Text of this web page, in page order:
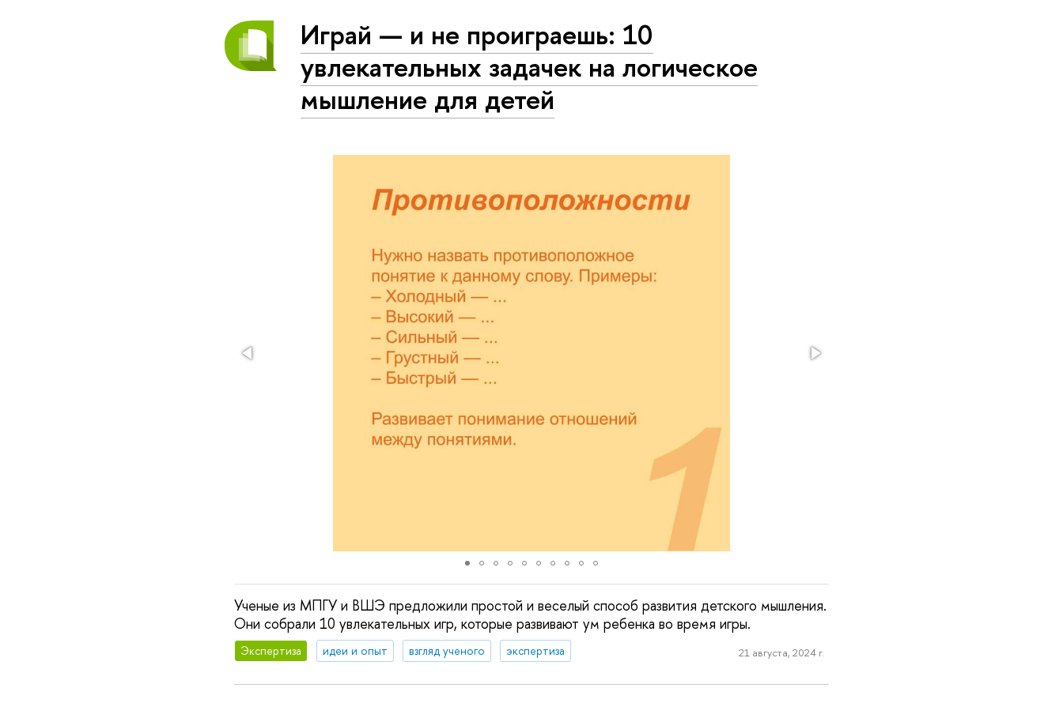
Играй — и не проиграешь: 10
увлекательных задачек на логическое
мышление для детей
Ученые из МПГУ и ВШЭ предложили простой и веселый способ развития детского мышления.
Они собрали 10 увлекательных игр, которые развивают ум ребенка во время игры.
Экспертиза идеи и опыт взгляд ученого экспертиза 21 августа, 2024 г.